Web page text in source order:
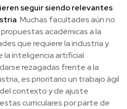
seguir siendo relevantes
. Muchas facultades aún no
académicas a la
que requiere la industria y
la inteligencia artificial
rezagadas frente a la
es prioritario un trabajo ágil
contexto y de ajuste
curriculares por parte de